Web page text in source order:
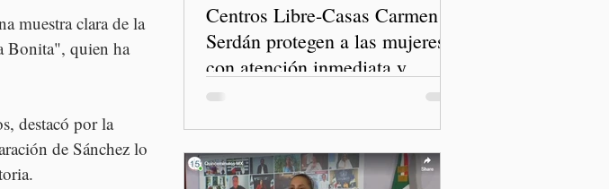
muestra clara de la
Bonita", quien ha
destacó por la
de Sánchez lo
Centros Libre-Casas Carmen
Serdán protegen a las mujeres
con atención inmediata y
disminuyen feminicidios